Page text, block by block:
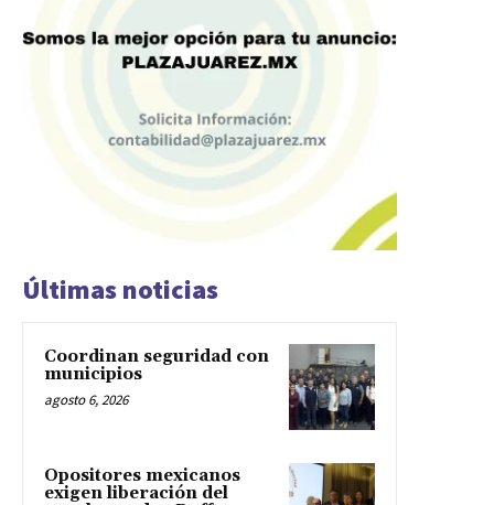
Últimas noticias
Coordinan seguridad con
municipios
agosto 6, 2026
Opositores mexicanos
exigen liberación del